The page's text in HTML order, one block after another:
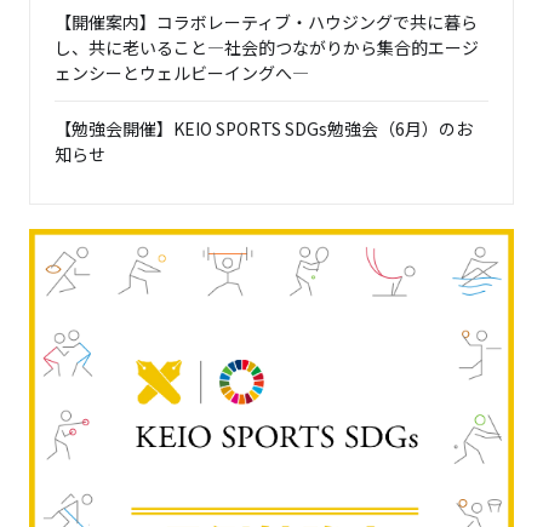
【開催案内】コラボレーティブ・ハウジングで共に暮ら
し、共に老いること―社会的つながりから集合的エージ
ェンシーとウェルビーイングへ―
【勉強会開催】KEIO SPORTS SDGs勉強会（6月）のお
知らせ